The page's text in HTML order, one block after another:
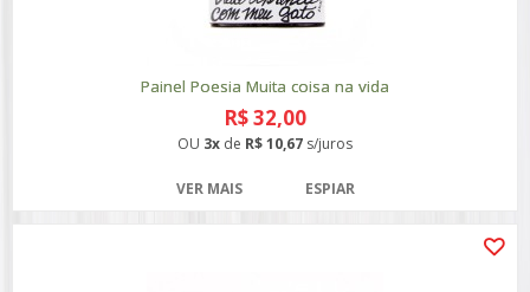
Painel Poesia Muita coisa na vida
R$ 32,00
OU 3x de R$ 10,67 s/juros
VER MAIS ESPIAR